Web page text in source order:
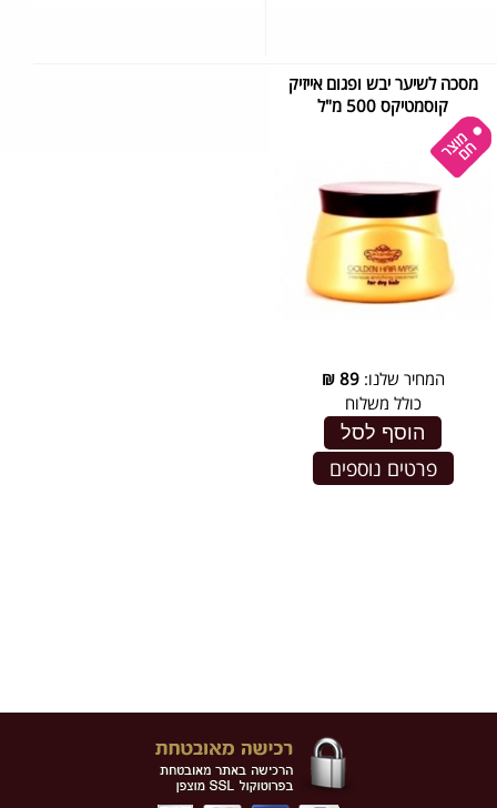
מסכה לשיער יבש ופגום אייזיק
קוסמטיקס 500 מ"ל
המחיר שלנו:89
₪
כולל משלוח
הוסף לסל
פרטים נוספים